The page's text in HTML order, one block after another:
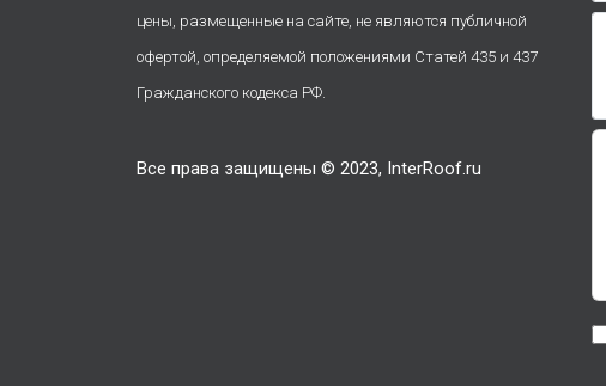
цены, размещенные на сайте, не являются публичной
офертой, определяемой положениями Статей 435 и 437
Гражданского кодекса РФ.
Все права защищены © 2023, InterRoof.ru